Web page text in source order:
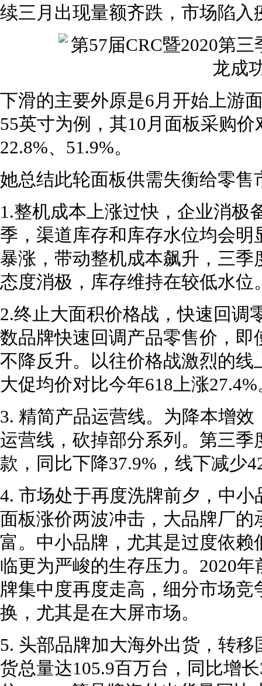
续三月出现量额齐跌，市场陷
下滑的主要外原是6月开始上游
55英寸为例，其10月面板采购
22.8%、51.9%。
她总结此轮面板供需失衡给零售
1.整机成本上涨过快，企业消极
季，渠道库存和库存水位均会
暴涨，带动整机成本飙升，三
态度消极，库存维持在较低水位
2.终止大面积价格战，快速回调
数品牌快速回调产品零售价，
不降反升。以往价格战激烈的
大促均价对比今年618上涨27.4%
3. 精简产品运营线。为降本增
运营线，砍掉部分系列。第三
款，同比下降37.9%，线下减少
4. 市场处于再度洗牌前夕，中
面板涨价两波冲击，大品牌厂
富。中小品牌，尤其是过度依
临更为严峻的生存压力。2020
牌集中度再度走高，细分市场竞
换，尤其是在大屏市场。
5. 头部品牌加大海外出货，转
货总量达105.9百万台，同比增